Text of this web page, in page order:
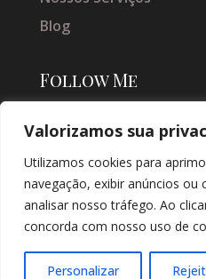
Valorizamos sua
Utilizamos cookies para
navegação, exibir anúncios ou
analisar nosso tráfego. Ao
concorda com nosso uso de
Personalizar
Blog
Follow Me
SOLUÇÕES DIGITAIS |
CRIAÇÃO DE